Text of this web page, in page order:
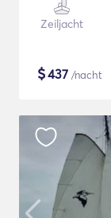
Zeiljacht
$437 /nacht